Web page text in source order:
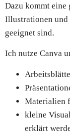
Dazu kommt eine
Illustrationen und
geeignet sind.
Ich nutze Canva
Materialien
kleine
erklärt